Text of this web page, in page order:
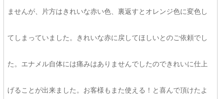
ませんが、片方はきれいな赤い色、裏返すとオレンジ色に変色し
てしまっていました。きれいな赤に戻してほしいとのご依頼でし
た。エナメル自体には痛みはありませんでしたのできれいに仕上
げることが出来ました。お客様もまた使える！と喜んで頂けたよ